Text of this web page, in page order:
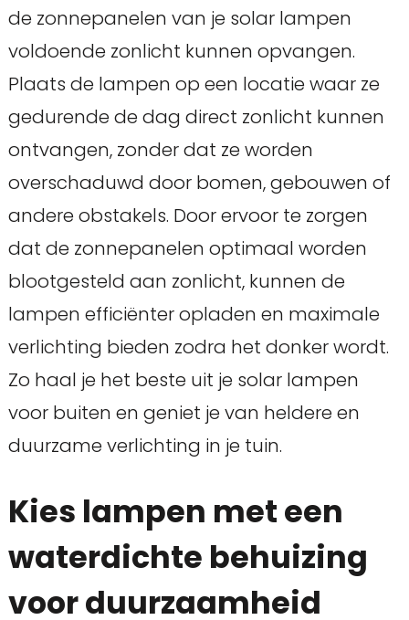
de zonnepanelen van je solar lampen
voldoende zonlicht kunnen opvangen.
Plaats de lampen op een locatie waar ze
gedurende de dag direct zonlicht kunnen
ontvangen, zonder dat ze worden
overschaduwd door bomen, gebouwen of
andere obstakels. Door ervoor te zorgen
dat de zonnepanelen optimaal worden
blootgesteld aan zonlicht, kunnen de
lampen efficiënter opladen en maximale
verlichting bieden zodra het donker wordt.
Zo haal je het beste uit je solar lampen
voor buiten en geniet je van heldere en
duurzame verlichting in je tuin.
Kies lampen met een
waterdichte behuizing
voor duurzaamheid